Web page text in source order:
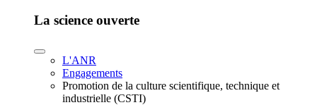
La science ouverte
L'ANR
Engagements
Promotion de la culture scientifique, technique et
industrielle (CSTI)